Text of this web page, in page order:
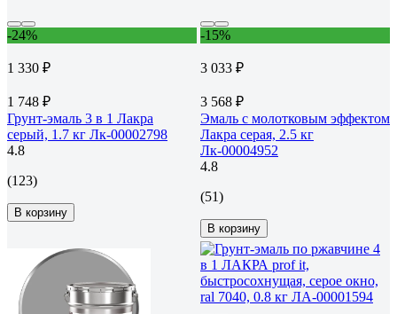
-24%
1 330 ₽
1 748 ₽
Грунт-эмаль 3 в 1 Лакра
серый, 1.7 кг Лк-00002798
4.8
(123)
В корзину
-15%
3 033 ₽
3 568 ₽
Эмаль с молотковым эффектом
Лакра серая, 2.5 кг
Лк-00004952
4.8
(51)
В корзину